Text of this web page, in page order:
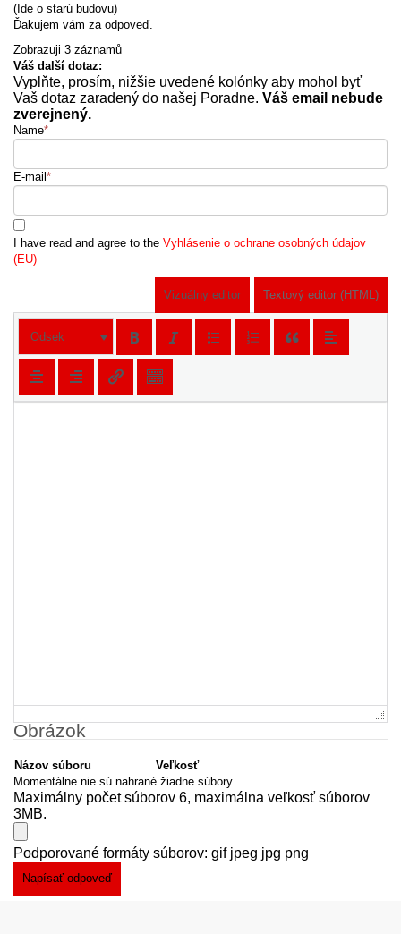
(Ide o starú budovu)
Ďakujem vám za odpoveď.
Zobrazuji 3 záznamů
Váš další dotaz:
Vyplňte, prosím, nižšie uvedené kolónky aby mohol byť
Vaš dotaz zaradený do našej Poradne. Váš email nebude
zverejnený.
Name*
E-mail *
I have read and agree to the Vyhlásenie o ochrane osobných údajov
(EU)
Vizuálny editor Textový editor (HTML)
Odsek
Obrázok
Názov súboru
Veľkosť
Momentálne nie sú nahrané žiadne súbory.
Maximálny počet súborov 6, maximálna veľkosť súborov
3MB.
Podporované formáty súborov: gif jpeg jpg png